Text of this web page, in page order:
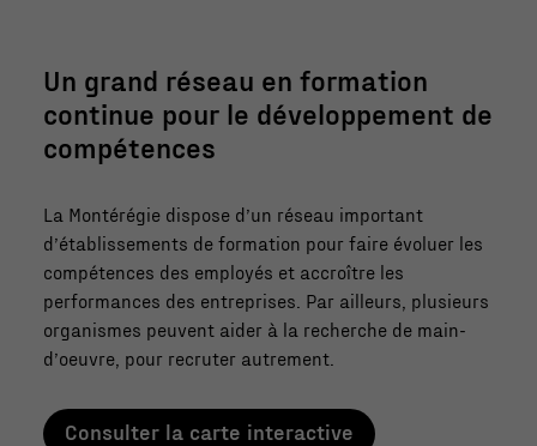
Un grand réseau en formation
continue pour le développement de
compétences
La Montérégie dispose d’un réseau important
d’établissements de formation pour faire évoluer les
compétences des employés et accroître les
performances des entreprises. Par ailleurs, plusieurs
organismes peuvent aider à la recherche de main-
d’oeuvre, pour recruter autrement.
Consulter la carte interactive